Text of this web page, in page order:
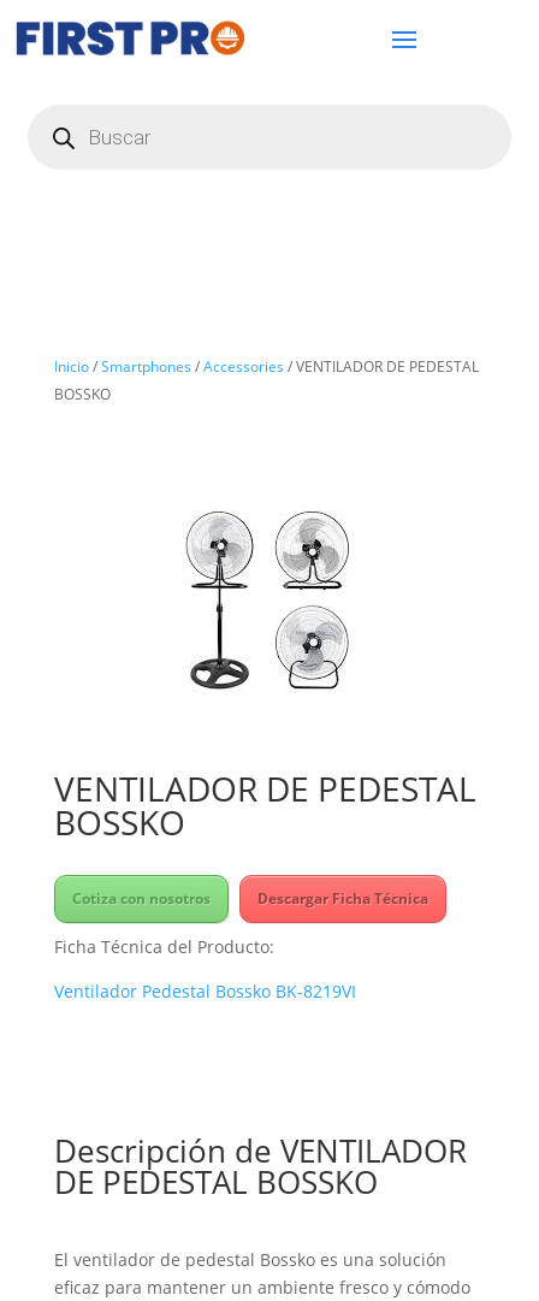
productos
Inicio/Smartphones /Accessories / VENTILADOR DE PEDESTAL
BOSSKO
VENTILADOR DE PEDESTAL
BOSSKO
Cotiza con nosotros Descargar Ficha Técnica
Ficha Técnica del Producto:
Ventilador Pedestal Bossko BK-8219VI
Descripción de VENTILADOR
DE PEDESTAL BOSSKO
El ventilador de pedestal Bossko es una solución
eficaz para mantener un ambiente fresco y cómodo